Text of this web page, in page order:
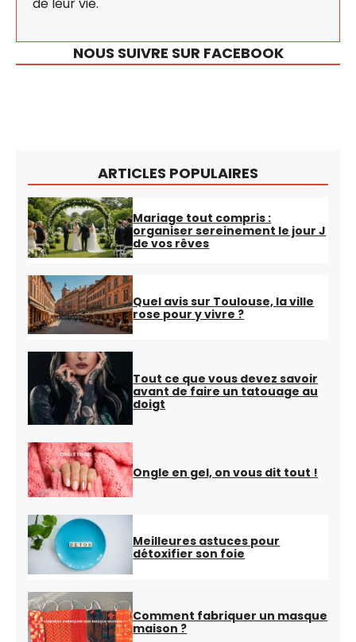
de leur vie.
NOUS SUIVRE SUR FACEBOOK
ARTICLES POPULAIRES
Mariage tout compris :
organiser sereinement le jour J
de vos rêves
Quel avis sur Toulouse, la ville
rose pour y vivre ?
Tout ce que vous devez savoir
avant de faire un tatouage au
doigt
Ongle en gel, on vous dit tout !
Meilleures astuces pour
détoxifier son foie
Comment fabriquer un masque
maison ?